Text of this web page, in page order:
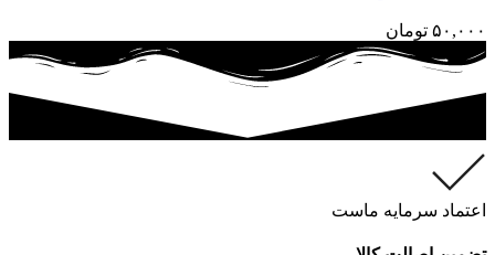
۵۰,۰۰۰ تومان
اعتماد سرمایه ماست